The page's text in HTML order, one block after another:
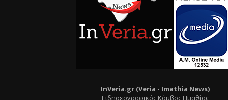
InVeria.gr (Veria - Ιmathia News)
Ειδησεογραφικός Κόμβος Ημαθίας